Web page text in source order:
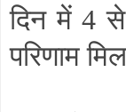
दिन में 4 से
परिणाम